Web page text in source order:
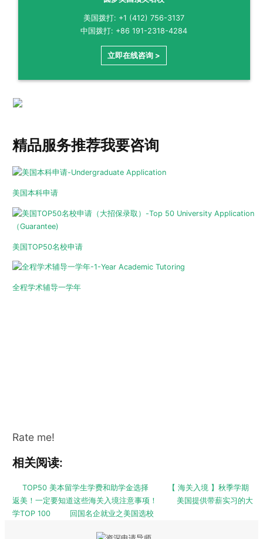
美国拨打: +1 (412) 756-3137
中国拨打: +86 191-2318-4284
立即在线咨询 >
精品服务推荐我要咨询
美国本科申请
美国TOP50名校申请
全程学术辅导一学年
Rate me!
相关阅读:
TOP50 美本留学生学费和助学金选择
【 海关入境 】秋季学期
返美！一定要知道这些海关入境注意事项！
美国提供带薪实习的大
学TOP 100
回国名企就业之美国选校